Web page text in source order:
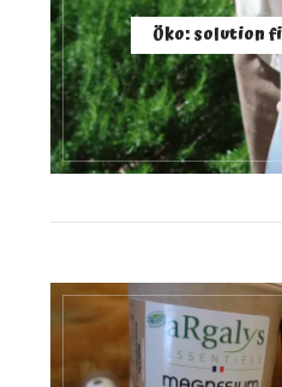
Öko: solution